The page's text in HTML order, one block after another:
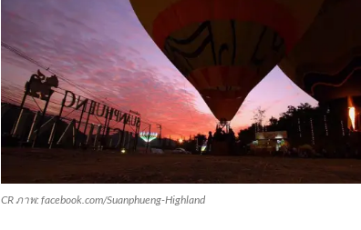
CR ภาพ: facebook.com/Suanphueng-Highland